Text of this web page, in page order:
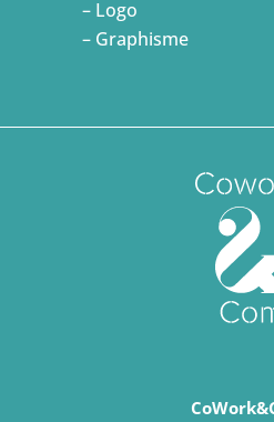
– Logo
– Graphisme